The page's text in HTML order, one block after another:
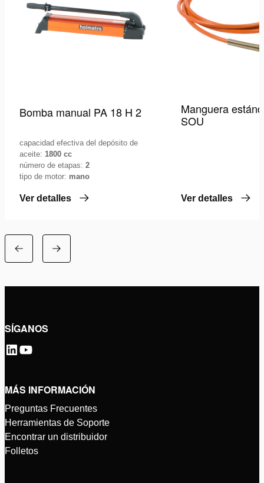
Bomba manual PA 18 H 2
capacidad efectiva del depósito de
aceite: 1800 cc
número de etapas: 2
tipo de motor: mano
Ver detalles
Manguera
SOU
Ver detalles
SÍGANOS
MÁS INFORMACIÓN
Preguntas Frecuentes
Herramientas de Soporte
Encontrar un distribuidor
Folletos